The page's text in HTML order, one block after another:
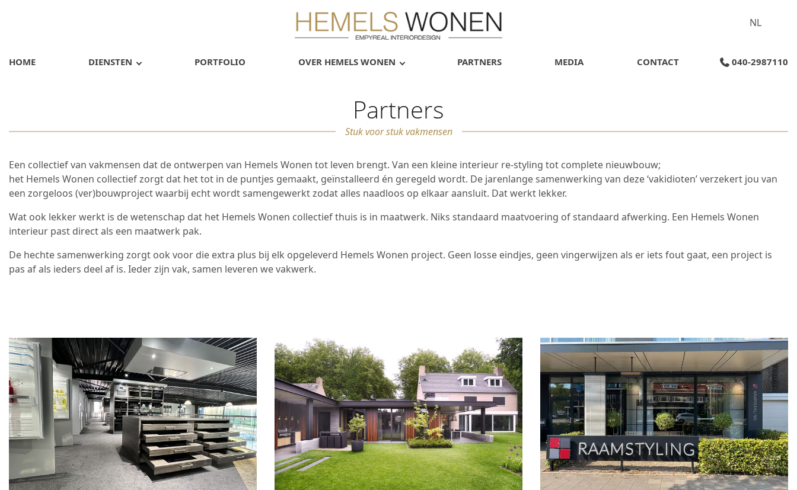
NL
HOME DIENSTEN PORTFOLIO OVER HEMELS WONEN PARTNERS MEDIA CONTACT 040-2987110
Partners
Stuk voor stuk vakmensen
Een collectief van vakmensen dat de ontwerpen van Hemels Wonen tot leven brengt. Van een kleine interieur re-styling tot complete nieuwbouw;
het Hemels Wonen collectief zorgt dat het tot in de puntjes gemaakt, geïnstalleerd én geregeld wordt. De jarenlange samenwerking van deze ‘vakidioten’ verzekert jou van
een zorgeloos (ver)bouwproject waarbij echt wordt samengewerkt zodat alles naadloos op elkaar aansluit. Dat werkt lekker.
Wat ook lekker werkt is de wetenschap dat het Hemels Wonen collectief thuis is in maatwerk. Niks standaard maatvoering of standaard afwerking. Een Hemels Wonen
interieur past direct als een maatwerk pak.
De hechte samenwerking zorgt ook voor die extra plus bij elk opgeleverd Hemels Wonen project. Geen losse eindjes, geen vingerwijzen als er iets fout gaat, een project is
pas af als ieders deel af is. Ieder zijn vak, samen leveren we vakwerk.